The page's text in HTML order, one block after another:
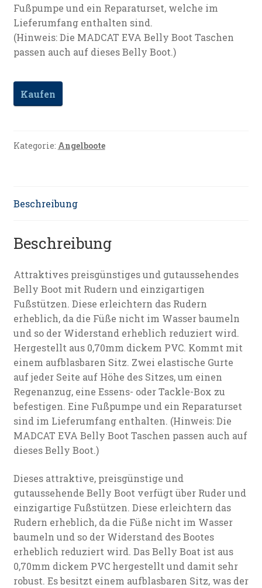
Fußpumpe und ein Reparaturset, welche im
Lieferumfang enthalten sind.
(Hinweis: Die MADCAT EVA Belly Boot Taschen
passen auch auf dieses Belly Boot.)
Kaufen
Kategorie: Angelboote
Beschreibung
Beschreibung
Attraktives preisgünstiges und gutaussehendes
Belly Boot mit Rudern und einzigartigen
Fußstützen. Diese erleichtern das Rudern
erheblich, da die Füße nicht im Wasser baumeln
und so der Widerstand erheblich reduziert wird.
Hergestellt aus 0,70mm dickem PVC. Kommt mit
einem aufblasbaren Sitz. Zwei elastische Gurte
auf jeder Seite auf Höhe des Sitzes, um einen
Regenanzug, eine Essens- oder Tackle-Box zu
befestigen. Eine Fußpumpe und ein Reparaturset
sind im Lieferumfang enthalten. (Hinweis: Die
MADCAT EVA Belly Boot Taschen passen auch auf
dieses Belly Boot.)
Dieses attraktive, preisgünstige und
gutaussehende Belly Boot verfügt über Ruder und
einzigartige Fußstützen. Diese erleichtern das
Rudern erheblich, da die Füße nicht im Wasser
baumeln und so der Widerstand des Bootes
erheblich reduziert wird. Das Belly Boat ist aus
0,70mm dickem PVC hergestellt und damit sehr
robust. Es besitzt einem aufblasbaren Sitz, was der